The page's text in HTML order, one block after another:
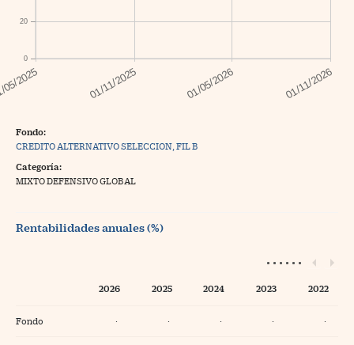
0
20
Fondo:
CREDITO ALTERNATIVO SELECCION, FIL B
Categoría:
MIXTO DEFENSIVO GLOBAL
Rentabilidades anuales (%)
2026 2025 2024 2023 2022
Fondo · · · · ·